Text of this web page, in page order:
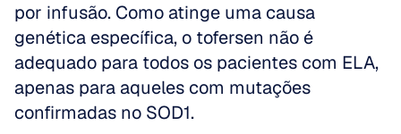
por infusão. Como atinge uma causa
genética específica, o tofersen não é
adequado para todos os pacientes com ELA,
apenas para aqueles com mutações
confirmadas no SOD1.